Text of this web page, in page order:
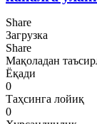
Share
Загрузка
Share
Мақоладан
Ёқади
0
Таҳсинга лойиқ
0